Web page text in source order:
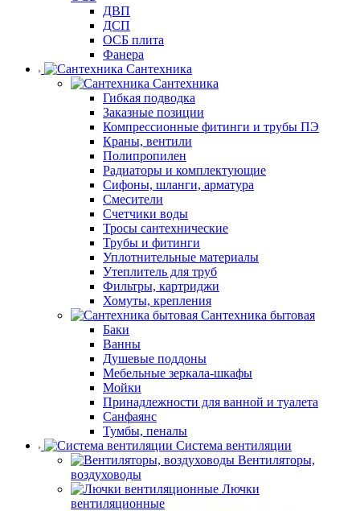
ДВП
ДСП
ОСБ плита
Фанера
Сантехника
Сантехника
Гибкая подводка
Заказные позиции
Компрессионные фитинги и трубы ПЭ
Краны, вентили
Полипропилен
Радиаторы и комплектующие
Сифоны, шланги, арматура
Смесители
Счетчики воды
Тросы сантехнические
Трубы и фитинги
Уплотнительные материалы
Утеплитель для труб
Фильтры, картриджи
Хомуты, крепления
Сантехника бытовая
Баки
Ванны
Душевые поддоны
Мебельные зеркала-шкафы
Мойки
Принадлежности для ванной и туалета
Санфаянс
Тумбы, пеналы
Система вентиляции
Вентиляторы,
воздуховоды
Лючки
вентиляционные